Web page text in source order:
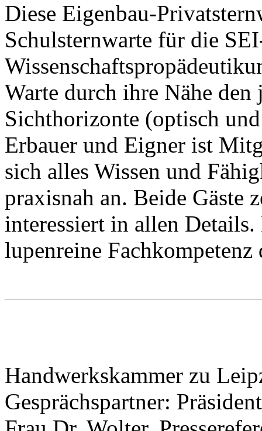
Diese Eigenbau-
Schulsternwarte für die
Warte durch ihre Nähe den
Sichthorizonte (optisch
Erbauer und Eigner ist
sich alles Wissen und
praxisnah an. Beide Gäste
interessiert in allen
lupenreine Fachkompetenz
Handwerkskammer zu
Gesprächspartner: